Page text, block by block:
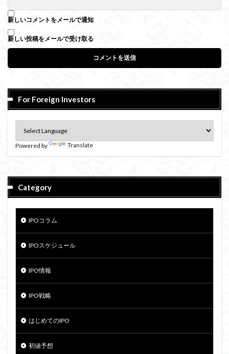
新しいコメントをメールで通知
新しい投稿をメールで受け取る
For Foreign Investors
Powered by Translate
Category
IPOコラム
IPOスケジュール
IPO情報
IPO戦略
はじめてのIPO
初値予想